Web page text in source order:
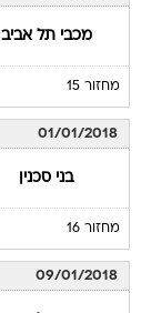
מכבי תל אביב
מחזור 15
01/01/2018
בני סכנין
מחזור 16
09/01/2018